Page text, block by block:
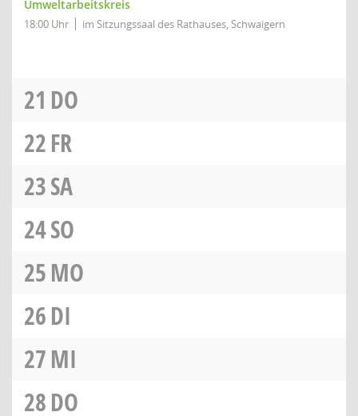
Umweltarbeitskreis
18:00 Uhr im Sitzungssaal des Rathauses, Schwaigern
21 DO
22FR
23SA
24SO
25MO
26DI
27MI
28DO